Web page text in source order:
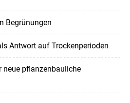
Begrünungen
Antwort auf Trockenperioden
neue pflanzenbauliche